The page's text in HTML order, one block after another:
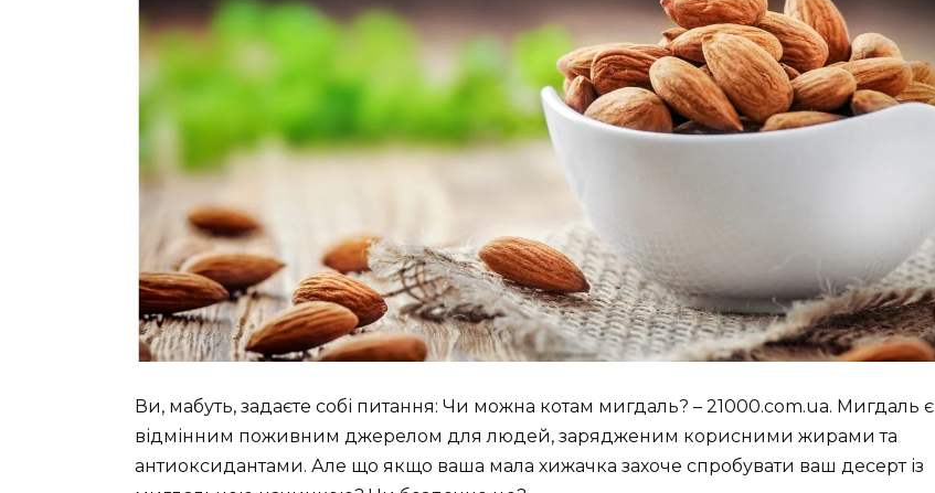
Ви, мабуть, задаєте собі питання: Чи можна котам мигдаль? – 21000.com.ua. Мигдаль є
відмінним поживним джерелом для людей, зарядженим корисними жирами та
антиоксидантами. Але що якщо ваша мала хижачка захоче спробувати ваш десерт із